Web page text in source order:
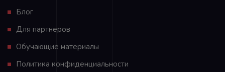
Блог
Для партнеров
Обучающие материалы
Политика конфиденциальности